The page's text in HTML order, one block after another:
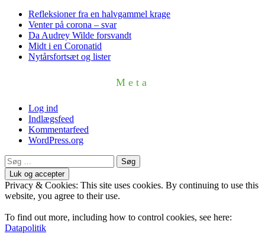
Refleksioner fra en halvgammel krage
Venter på corona – svar
Da Audrey Wilde forsvandt
Midt i en Coronatid
Nytårsfortsæt og lister
Meta
Log ind
Indlægsfeed
Kommentarfeed
WordPress.org
Søg
efter:
Privacy & Cookies: This site uses cookies. By continuing to use this
website, you agree to their use.
To find out more, including how to control cookies, see here:
Datapolitik